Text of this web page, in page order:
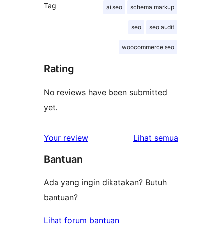
Tag ai seo schema markup
seo seo audit
woocommerce seo
Rating
No reviews have been submitted
yet.
Your review Lihat semua
Bantuan
Ada yang ingin dikatakan? Butuh
bantuan?
Lihat forum bantuan